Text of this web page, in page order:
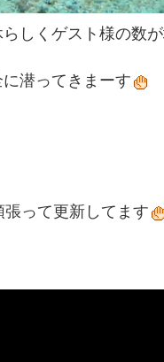
しくゲスト様の数
潜ってきまーす
張って更新してます